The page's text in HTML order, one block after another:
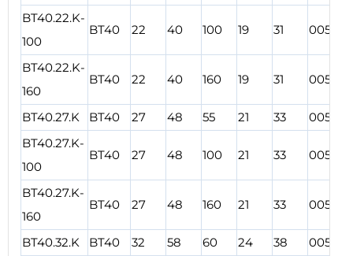
BT40.22.K-
100
BT40 22 40 100 19 31 00562
BT40.22.K-
160
BT40 22 40 160 19 31 00563
BT40.27.K BT40 27 48 55 21 33
00564
BT40.27.K-
100
BT40 27 48 100 21 33 00565
BT40.27.K-
160
BT40 27 48 160 21 33 00566
BT40.32.K BT40 32 58 60 24 38
00567